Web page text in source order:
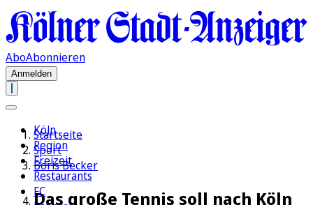
AboAbonnieren
Anmelden
Köln
Region
Freizeit
Restaurants
FC
Startseite
Sport
Boris Becker
Das große Tennis soll nach Köln